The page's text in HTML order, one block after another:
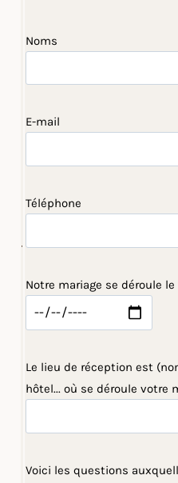
Noms
E-mail
Téléphone
Notre mariage se déroule le
Le lieu de réception est
hôtel... où se déroule votre
Voici les questions